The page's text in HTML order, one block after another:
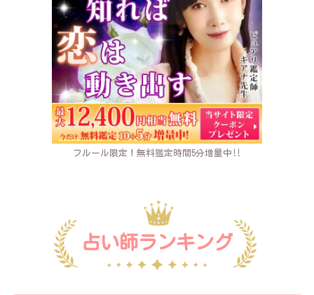
フルール限定！無料鑑定時間5分増量中‼
占い師ランキング